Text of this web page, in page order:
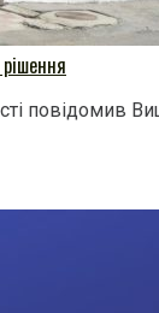
повідомив